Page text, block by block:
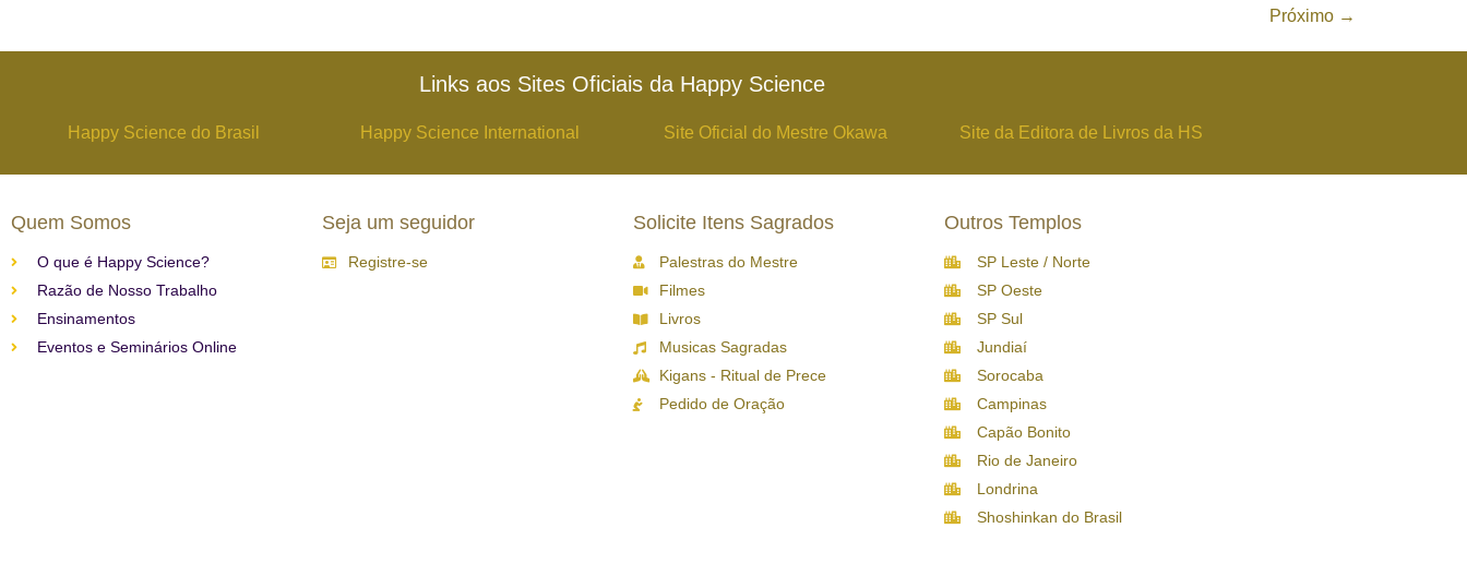
Próximo →
Links aos Sites Oficiais da Happy Science
Happy Science do Brasil Happy Science International Site Oficial do Mestre Okawa Site da Editora de Livros da HS
Quem Somos
O que é Happy Science?
Razão de Nosso Trabalho
Ensinamentos
Eventos e Seminários Online
Seja um seguidor
Registre-se
Solicite Itens Sagrados
Palestras do Mestre
Filmes
Livros
Musicas Sagradas
Kigans - Ritual de Prece
Pedido de Oração
Outros Templos
SP Leste / Norte
SP Oeste
SP Sul
Jundiaí
Sorocaba
Campinas
Capão Bonito
Rio de Janeiro
Londrina
Shoshinkan do Brasil